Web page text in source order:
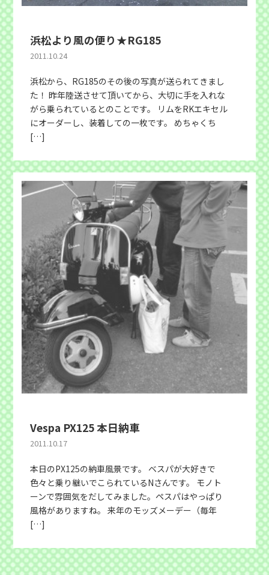
浜松より風の便り★RG185
2011.10.24
浜松から、RG185のその後の写真が送られてきまし
た！ 昨年陸送させて頂いてから、大切に手を入れな
がら乗られているとのことです。 リムをRKエキセル
にオーダーし、装着しての一枚です。 めちゃくち
[…]
Vespa PX125 本日納車
2011.10.17
本日のPX125の納車風景です。 ベスパが大好きで
色々と乗り継いでこられているNさんです。 モノト
ーンで雰囲気をだしてみました。ペスパはやっぱり
風格がありますね。 来年のモッズメーデー（毎年
[…]